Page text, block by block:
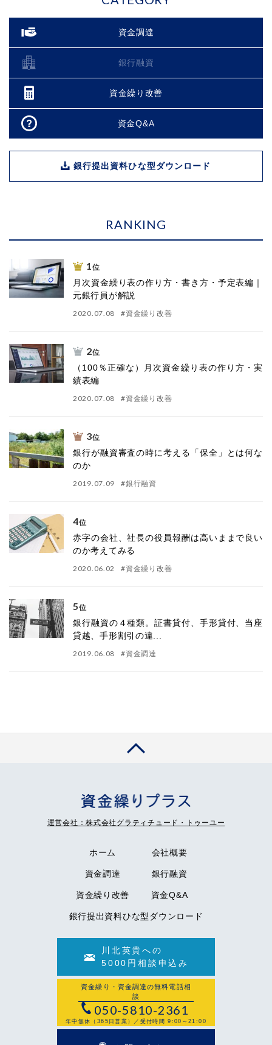
資金調達
銀行融資
資金繰り改善
資金Q&A
銀行提出資料ひな型ダウンロード
RANKING
1位
月次資金繰り表の作り方・書き方・予定表編｜
元銀行員が解説
2020.07.08 #資金繰り改善
2位
（100％正確な）月次資金繰り表の作り方・実
績表編
2020.07.08 #資金繰り改善
3位
銀行が融資審査の時に考える「保全」とは何な
のか
2019.07.09 #銀行融資
4位
赤字の会社、社長の役員報酬は高いままで良い
のか考えてみる
2020.06.02 #資金繰り改善
5位
銀行融資の４種類。証書貸付、手形貸付、当座
貸越、手形割引の違...
2019.06.08 #資金調達
運営会社：株式会社グラティチュード・トゥーユー
ホーム 会社概要
資金調達 銀行融資
資金繰り改善 資金Q&A
銀行提出資料ひな型ダウンロード
川北英貴への
5000円相談申込み
資金繰り・資金調達の無料電話相
談
050-5810-2361
年中無休（365日営業）／受付時間 9:00～21:00